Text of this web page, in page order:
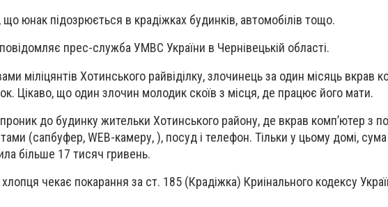
що юнак підозрюється в крадіжках будинків, автомобілів тощо.
прес-служба УМВС України в Чернівецькій області.
міліцянтів Хотинського райвіділку, злочинець за один місяць вкрав
Цікаво, що один злочин молодик скоїв з місця, де працює його мати.
проник до будинку жительки Хотинського району, де вкрав комп’ютер з
(сапбуфер, WEB-камеру, ), посуд і телефон. Тільки у цьому домі,
більше 17 тисяч гривень.
хлопця чекає покарання за ст. 185 (Крадіжка) Криінального кодексу